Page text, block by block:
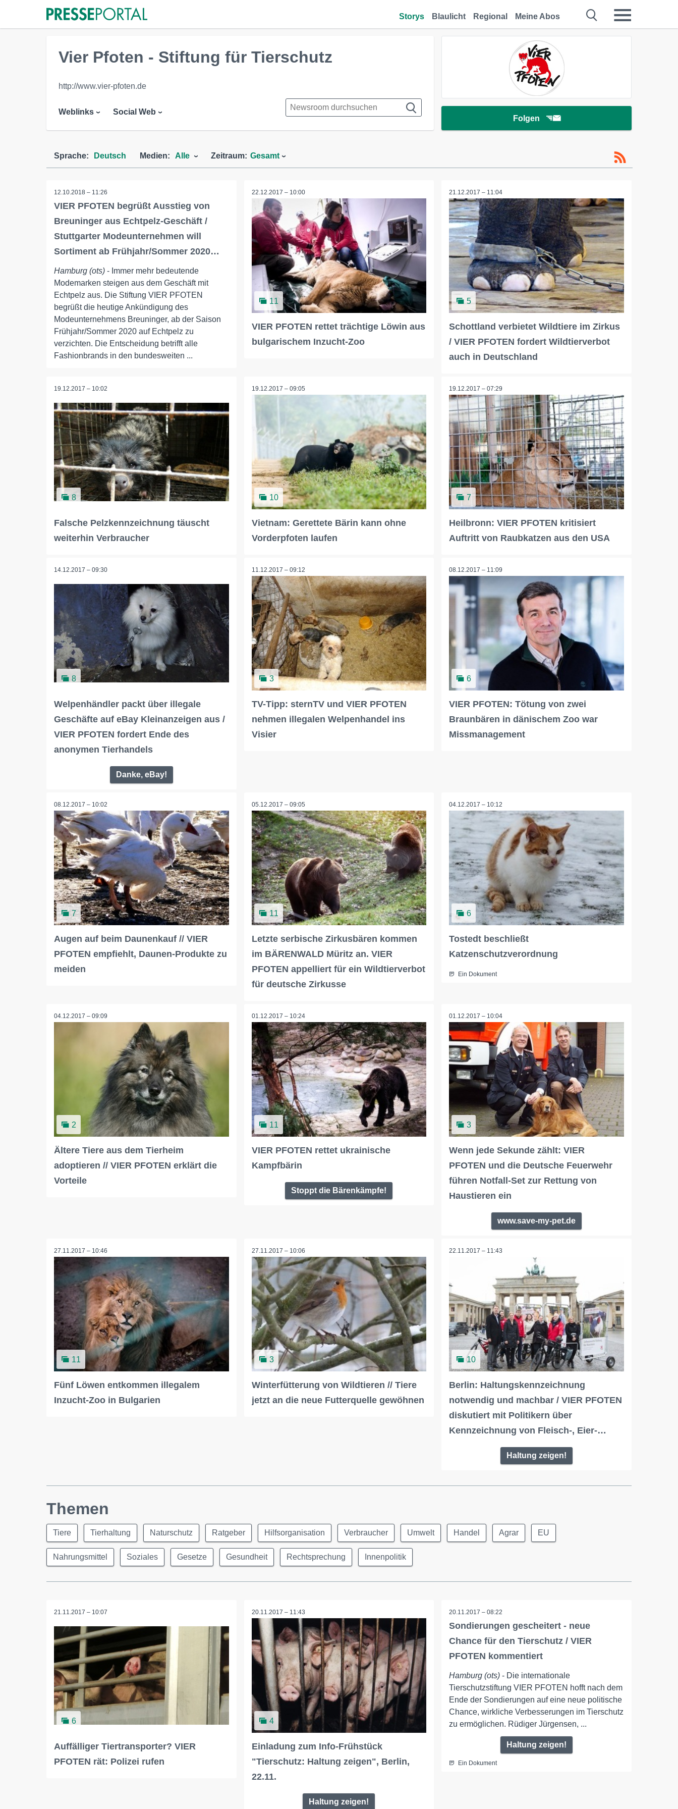
Storys Blaulicht Regional Meine Abos
Folgen
Vier Pfoten - Stiftung für Tierschutz
http://www.vier-pfoten.de
Weblinks Social Web
Sprache: Deutsch Medien: Alle Zeitraum: Gesamt
12.10.2018 – 11:26
VIER PFOTEN begrüßt Ausstieg von
Breuninger aus Echtpelz-Geschäft /
Stuttgarter Modeunternehmen will
Sortiment ab Frühjahr/Sommer 2020…
Hamburg (ots) - Immer mehr bedeutende
Modemarken steigen aus dem Geschäft mit
Echtpelz aus. Die Stiftung VIER PFOTEN
begrüßt die heutige Ankündigung des
Modeunternehmens Breuninger, ab der Saison
Frühjahr/Sommer 2020 auf Echtpelz zu
verzichten. Die Entscheidung betrifft alle
Fashionbrands in den bundesweiten ...
22.12.2017 – 10:00
11
VIER PFOTEN rettet trächtige Löwin aus
bulgarischem Inzucht-Zoo
21.12.2017 – 11:04
5
Schottland verbietet Wildtiere im Zirkus
/ VIER PFOTEN fordert Wildtierverbot
auch in Deutschland
19.12.2017 – 10:02
8
Falsche Pelzkennzeichnung täuscht
weiterhin Verbraucher
19.12.2017 – 09:05
10
Vietnam: Gerettete Bärin kann ohne
Vorderpfoten laufen
19.12.2017 – 07:29
7
Heilbronn: VIER PFOTEN kritisiert
Auftritt von Raubkatzen aus den USA
14.12.2017 – 09:30
8
Welpenhändler packt über illegale
Geschäfte auf eBay Kleinanzeigen aus /
VIER PFOTEN fordert Ende des
anonymen Tierhandels
Danke, eBay!
11.12.2017 – 09:12
3
TV-Tipp: sternTV und VIER PFOTEN
nehmen illegalen Welpenhandel ins
Visier
08.12.2017 – 11:09
6
VIER PFOTEN: Tötung von zwei
Braunbären in dänischem Zoo war
Missmanagement
08.12.2017 – 10:02
7
Augen auf beim Daunenkauf // VIER
PFOTEN empfiehlt, Daunen-Produkte zu
meiden
05.12.2017 – 09:05
11
Letzte serbische Zirkusbären kommen
im BÄRENWALD Müritz an. VIER
PFOTEN appelliert für ein Wildtierverbot
für deutsche Zirkusse
04.12.2017 – 10:12
6
Tostedt beschließt
Katzenschutzverordnung
Ein Dokument
04.12.2017 – 09:09
2
Ältere Tiere aus dem Tierheim
adoptieren // VIER PFOTEN erklärt die
Vorteile
01.12.2017 – 10:24
11
VIER PFOTEN rettet ukrainische
Kampfbärin
Stoppt die Bärenkämpfe!
01.12.2017 – 10:04
3
Wenn jede Sekunde zählt: VIER
PFOTEN und die Deutsche Feuerwehr
führen Notfall-Set zur Rettung von
Haustieren ein
www.save-my-pet.de
27.11.2017 – 10:46
11
Fünf Löwen entkommen illegalem
Inzucht-Zoo in Bulgarien
27.11.2017 – 10:06
3
Winterfütterung von Wildtieren // Tiere
jetzt an die neue Futterquelle gewöhnen
22.11.2017 – 11:43
10
Berlin: Haltungskennzeichnung
notwendig und machbar / VIER PFOTEN
diskutiert mit Politikern über
Kennzeichnung von Fleisch-, Eier-…
Haltung zeigen!
Themen
Tiere Tierhaltung Naturschutz Ratgeber Hilfsorganisation Verbraucher Umwelt Handel Agrar EU
Nahrungsmittel Soziales Gesetze Gesundheit Rechtsprechung Innenpolitik
21.11.2017 – 10:07
6
Auffälliger Tiertransporter? VIER
PFOTEN rät: Polizei rufen
20.11.2017 – 11:43
4
Einladung zum Info-Frühstück
"Tierschutz: Haltung zeigen", Berlin,
22.11.
Haltung zeigen!
20.11.2017 – 08:22
Sondierungen gescheitert - neue
Chance für den Tierschutz / VIER
PFOTEN kommentiert
Hamburg (ots) - Die internationale
Tierschutzstiftung VIER PFOTEN hofft nach dem
Ende der Sondierungen auf eine neue politische
Chance, wirkliche Verbesserungen im Tierschutz
zu ermöglichen. Rüdiger Jürgensen, ...
Haltung zeigen!
Ein Dokument